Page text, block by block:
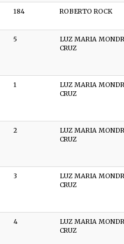
184 ROBERTO ROCK
5
LUZ MARIA
CRUZ
1
LUZ MARIA
CRUZ
2
LUZ MARIA
CRUZ
3
LUZ MARIA
CRUZ
4
LUZ MARIA
CRUZ